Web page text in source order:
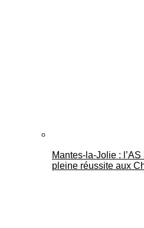
Mantes-la-Jolie :
pleine réussite aux